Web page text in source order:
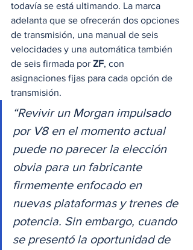
todavía se está ultimando. La marca
adelanta que se ofrecerán dos opciones
de transmisión, una manual de seis
velocidades y una automática también
de seis firmada por ZF, con
asignaciones fijas para cada opción de
transmisión.
“Revivir un Morgan impulsado
por V8 en el momento actual
puede no parecer la elección
obvia para un fabricante
firmemente enfocado en
nuevas plataformas y trenes de
potencia. Sin embargo, cuando
se presentó la oportunidad de